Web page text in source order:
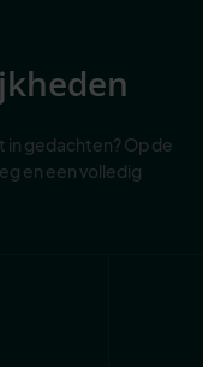
in gedachten? Op de
en een volledig